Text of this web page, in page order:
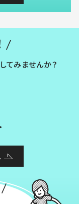
てみませんか？